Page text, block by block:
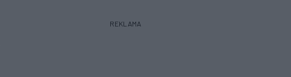
REKLAMA